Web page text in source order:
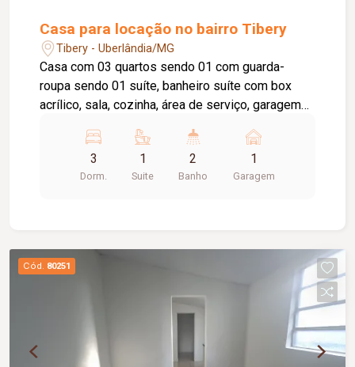
Casa para locação no bairro Tibery
Tibery - Uberlândia/MG
Casa com 03 quartos sendo 01 com guarda-
roupa sendo 01 suíte, banheiro suíte com box
acrílico, sala, cozinha, área de serviço, garagem
3
Dorm.
1
Suite
2
Banho
1
Garagem
Cód. 80251